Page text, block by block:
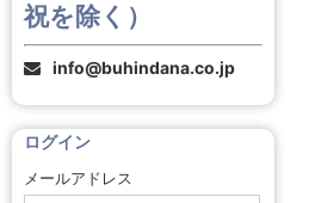
祝を除く）
info@buhindana.co.jp
ログイン
メールアドレス